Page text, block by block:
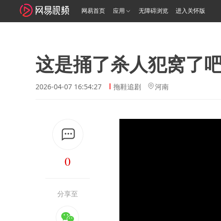
网易首页 应用 无障碍浏览 进入关怀版
这是捅了杀人犯窝了
2026-04-07 16:54:27 拖鞋追剧 河南
0
分享至